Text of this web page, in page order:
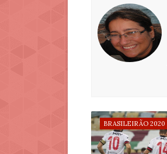
BRASILEIRÃO 2020